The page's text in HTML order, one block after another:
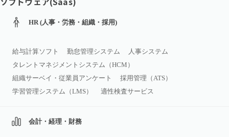
HR (人事・労務・組織・採用)
給与計算ソフト 勤怠管理システム
人事システム
タレントマネジメントシステム（HCM）
組織サーベイ・従業員アンケート
採用管理（ATS）
学習管理システム（LMS）
適性検査サービス
会計・経理・財務